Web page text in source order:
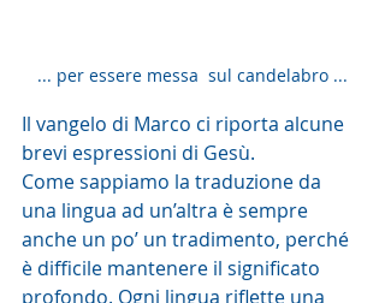
... per essere messa  sul candelabro ...
Il vangelo di Marco ci riporta alcune
brevi espressioni di Gesù.
Come sappiamo la traduzione da
una lingua ad un’altra è sempre
anche un po’ un tradimento, perché
è difficile mantenere il significato
profondo. Ogni lingua riflette una